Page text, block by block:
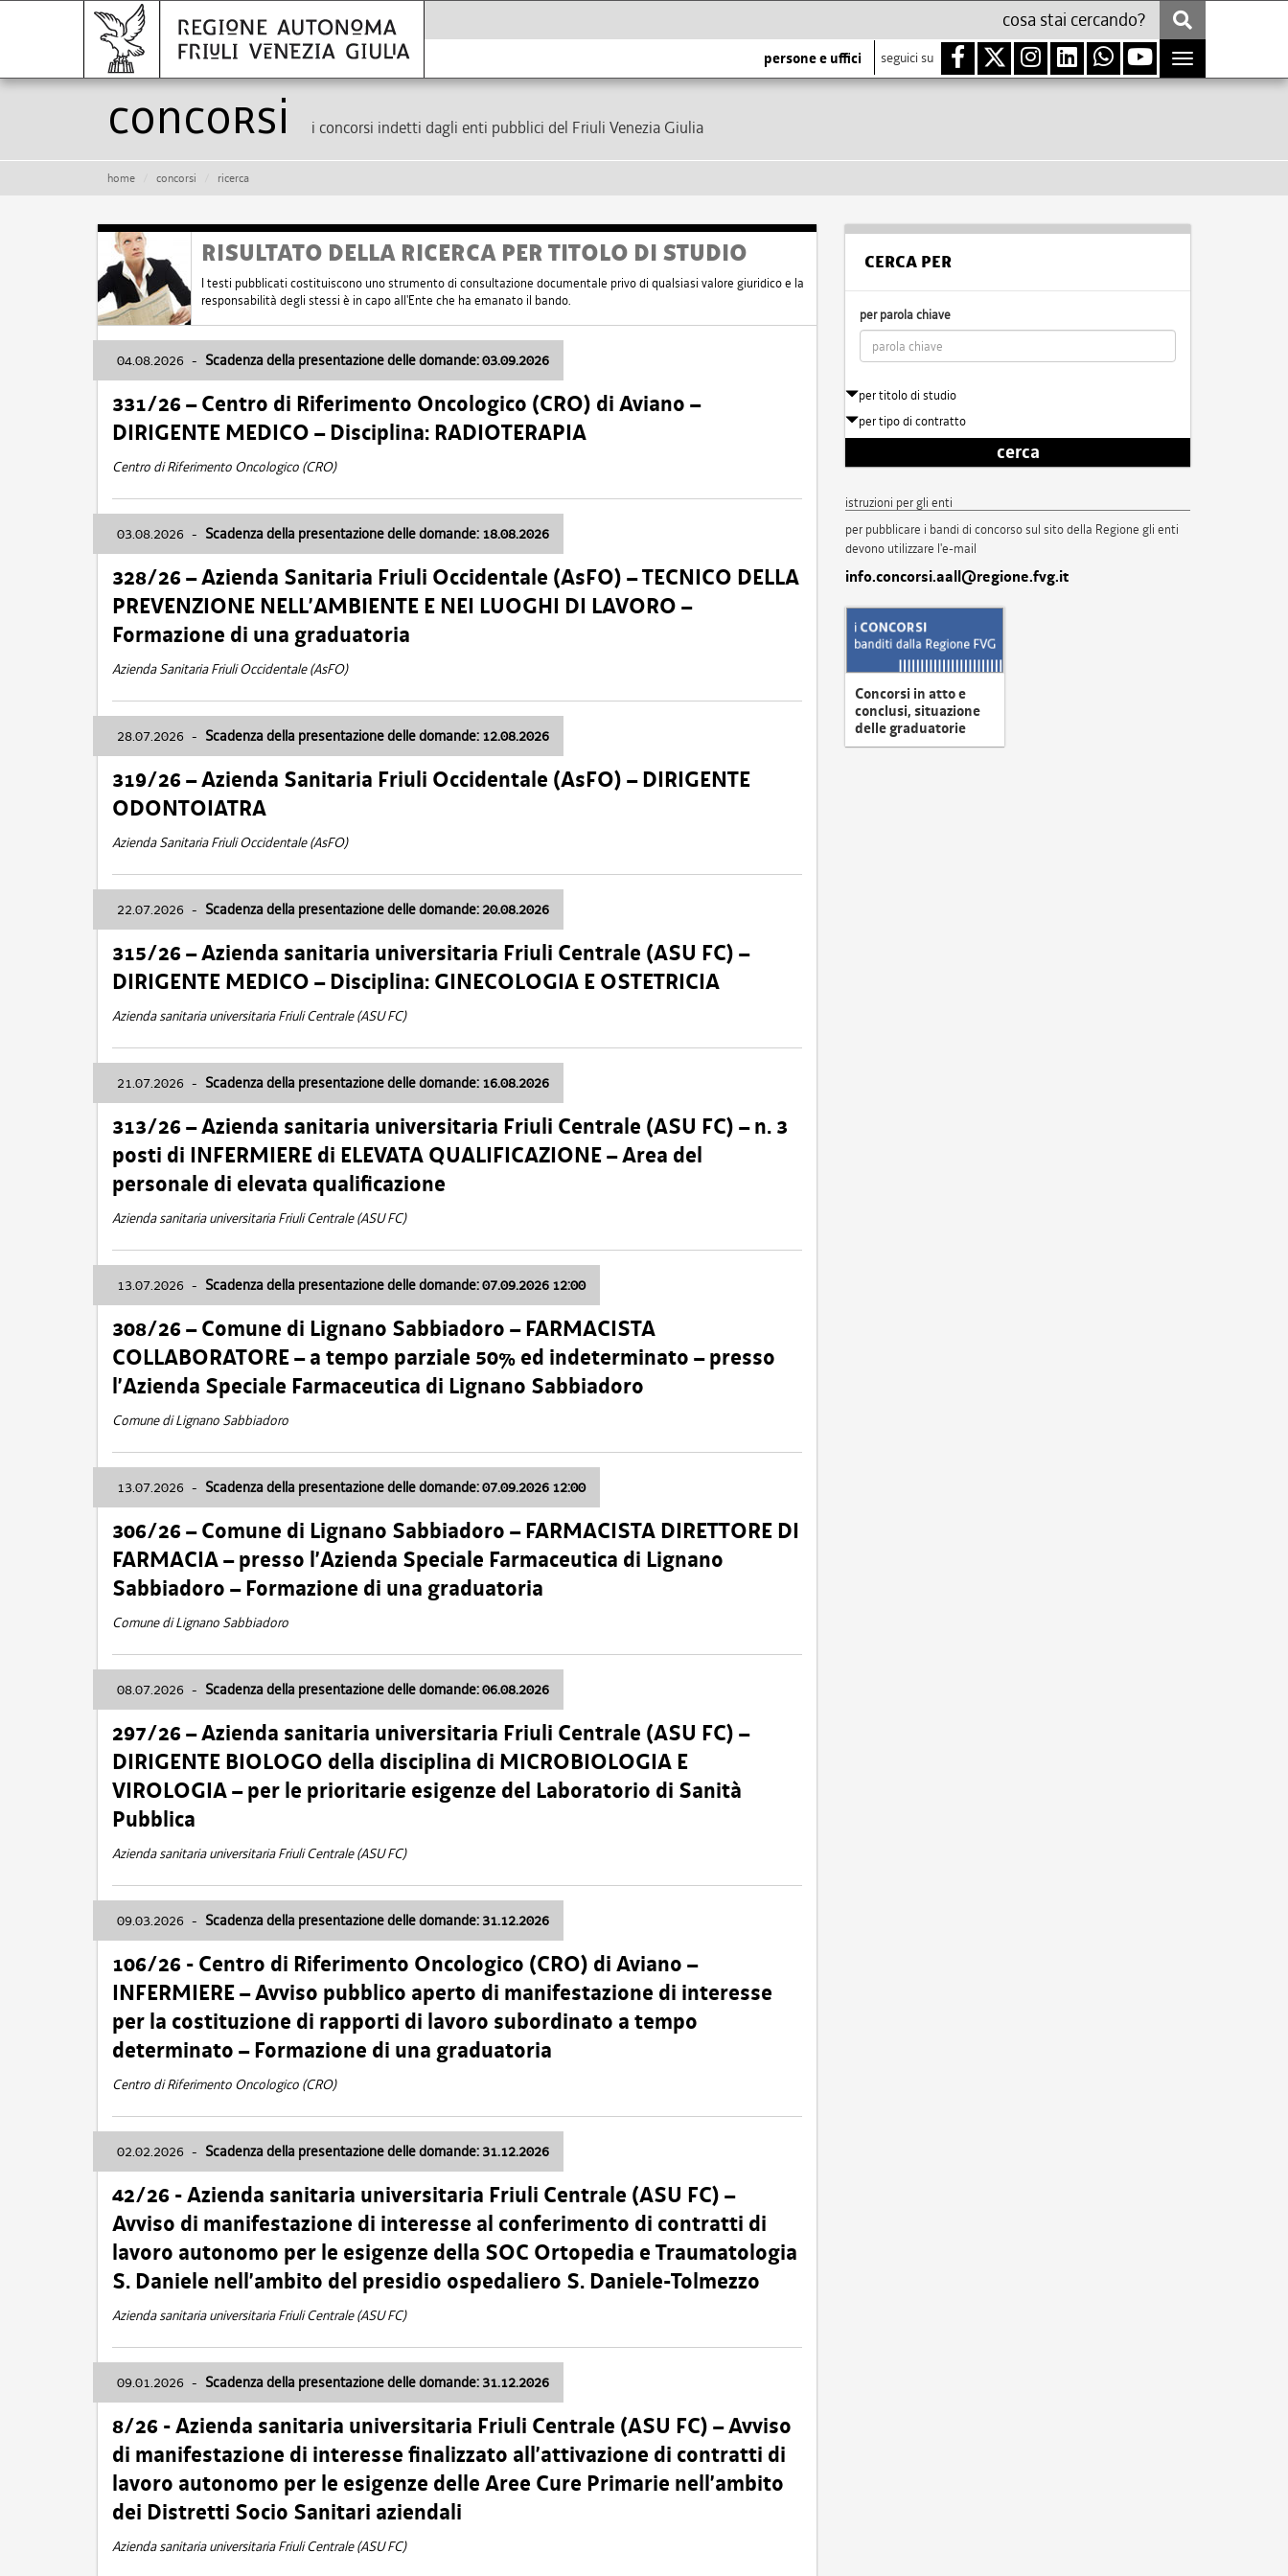
persone e uffici seguici su
Toggle
navigation
Concorsi i concorsi indetti dagli enti pubblici del Friuli Venezia Giulia
home concorsi ricerca
RISULTATO DELLA RICERCA PER TITOLO DI STUDIO
I testi pubblicati costituiscono uno strumento di consultazione documentale privo di qualsiasi valore giuridico e la
responsabilità degli stessi è in capo all'Ente che ha emanato il bando.
04.08.2026 - Scadenza della presentazione delle domande: 03.09.2026
331/26 – Centro di Riferimento Oncologico (CRO) di Aviano –
DIRIGENTE MEDICO – Disciplina: RADIOTERAPIA
Centro di Riferimento Oncologico (CRO)
03.08.2026 - Scadenza della presentazione delle domande: 18.08.2026
328/26 – Azienda Sanitaria Friuli Occidentale (AsFO) – TECNICO DELLA
PREVENZIONE NELL’AMBIENTE E NEI LUOGHI DI LAVORO –
Formazione di una graduatoria
Azienda Sanitaria Friuli Occidentale (AsFO)
28.07.2026 - Scadenza della presentazione delle domande: 12.08.2026
319/26 – Azienda Sanitaria Friuli Occidentale (AsFO) – DIRIGENTE
ODONTOIATRA
Azienda Sanitaria Friuli Occidentale (AsFO)
22.07.2026 - Scadenza della presentazione delle domande: 20.08.2026
315/26 – Azienda sanitaria universitaria Friuli Centrale (ASU FC) –
DIRIGENTE MEDICO – Disciplina: GINECOLOGIA E OSTETRICIA
Azienda sanitaria universitaria Friuli Centrale (ASU FC)
21.07.2026 - Scadenza della presentazione delle domande: 16.08.2026
313/26 – Azienda sanitaria universitaria Friuli Centrale (ASU FC) – n. 3
posti di INFERMIERE di ELEVATA QUALIFICAZIONE – Area del
personale di elevata qualificazione
Azienda sanitaria universitaria Friuli Centrale (ASU FC)
13.07.2026 - Scadenza della presentazione delle domande: 07.09.2026 12:00
308/26 – Comune di Lignano Sabbiadoro – FARMACISTA
COLLABORATORE – a tempo parziale 50% ed indeterminato – presso
l’Azienda Speciale Farmaceutica di Lignano Sabbiadoro
Comune di Lignano Sabbiadoro
13.07.2026 - Scadenza della presentazione delle domande: 07.09.2026 12:00
306/26 – Comune di Lignano Sabbiadoro – FARMACISTA DIRETTORE DI
FARMACIA – presso l’Azienda Speciale Farmaceutica di Lignano
Sabbiadoro – Formazione di una graduatoria
Comune di Lignano Sabbiadoro
08.07.2026 - Scadenza della presentazione delle domande: 06.08.2026
297/26 – Azienda sanitaria universitaria Friuli Centrale (ASU FC) –
DIRIGENTE BIOLOGO della disciplina di MICROBIOLOGIA E
VIROLOGIA – per le prioritarie esigenze del Laboratorio di Sanità
Pubblica
Azienda sanitaria universitaria Friuli Centrale (ASU FC)
09.03.2026 - Scadenza della presentazione delle domande: 31.12.2026
106/26 - Centro di Riferimento Oncologico (CRO) di Aviano –
INFERMIERE – Avviso pubblico aperto di manifestazione di interesse
per la costituzione di rapporti di lavoro subordinato a tempo
determinato – Formazione di una graduatoria
Centro di Riferimento Oncologico (CRO)
02.02.2026 - Scadenza della presentazione delle domande: 31.12.2026
42/26 - Azienda sanitaria universitaria Friuli Centrale (ASU FC) –
Avviso di manifestazione di interesse al conferimento di contratti di
lavoro autonomo per le esigenze della SOC Ortopedia e Traumatologia
S. Daniele nell’ambito del presidio ospedaliero S. Daniele-Tolmezzo
Azienda sanitaria universitaria Friuli Centrale (ASU FC)
09.01.2026 - Scadenza della presentazione delle domande: 31.12.2026
8/26 - Azienda sanitaria universitaria Friuli Centrale (ASU FC) – Avviso
di manifestazione di interesse finalizzato all’attivazione di contratti di
lavoro autonomo per le esigenze delle Aree Cure Primarie nell’ambito
dei Distretti Socio Sanitari aziendali
Azienda sanitaria universitaria Friuli Centrale (ASU FC)
CERCA PER
per parola chiave
per titolo di studio
per tipo di contratto
cerca
istruzioni per gli enti
per pubblicare i bandi di concorso sul sito della Regione gli enti
devono utilizzare l'e-mail
info.concorsi.aall@regione.fvg.it
Concorsi in atto e
conclusi, situazione
delle graduatorie